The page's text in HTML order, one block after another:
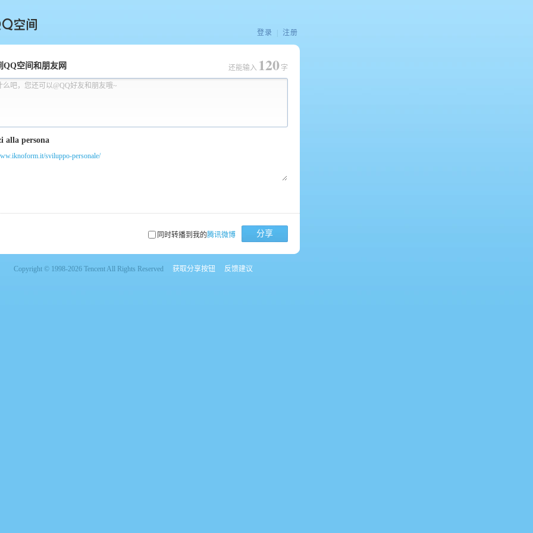
间
登录 注册
QQ空间和朋友网
么吧，您还可以@QQ好友和朋友哦~
还能输入 120 字
sviluppo-personale/
同时转播到我的腾讯微博 分享
Copyright © 1998-2026 Tencent All Rights Reserved 获取分享按钮 反馈建议